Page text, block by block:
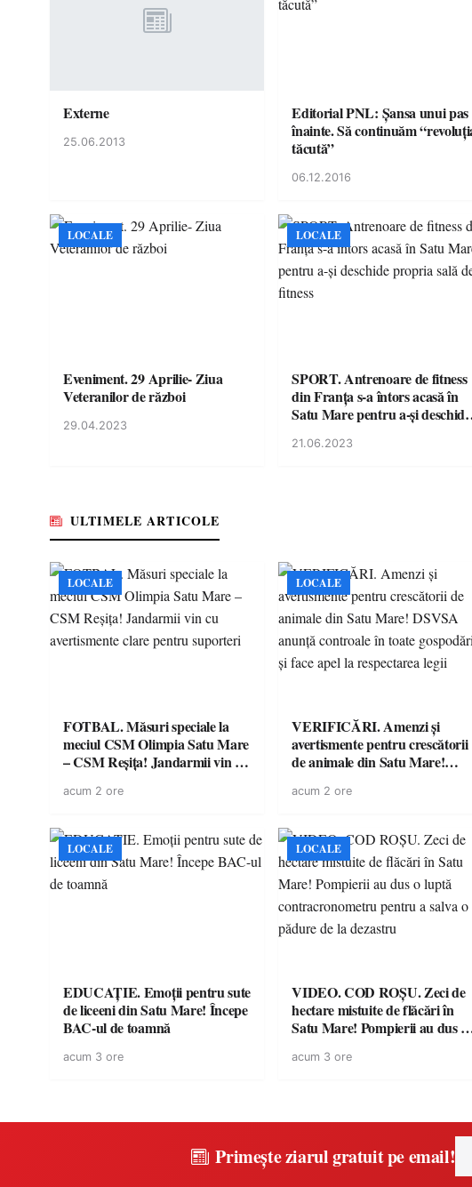
Externe
25.06.2013
Editorial PNL: Șansa unui pas
înainte. Să continuăm “revoluția
tăcută”
06.12.2016
LOCALE
Eveniment. 29 Aprilie- Ziua
Veteranilor de război
29.04.2023
LOCALE
SPORT. Antrenoare de fitness
din Franța s-a întors acasă în
Satu Mare pentru a-și deschide
21.06.2023
ULTIMELE ARTICOLE
LOCALE
FOTBAL. Măsuri speciale la
meciul CSM Olimpia Satu Mare
– CSM Reșița! Jandarmii vin cu
suporteri
acum 2 ore
LOCALE
VERIFICĂRI. Amenzi și
avertismente pentru crescătorii
de animale din Satu Mare!
toate gospodăriile și face apel la
acum 2 ore
LOCALE
EDUCAȚIE. Emoții pentru sute
de liceeni din Satu Mare! Începe
BAC-ul de toamnă
acum 3 ore
LOCALE
VIDEO. COD ROȘU. Zeci de
hectare mistuite de flăcări în
Satu Mare! Pompierii au dus o
a salva o pădure de la dezastru
acum 3 ore
Primește ziarul gratuit pe email!